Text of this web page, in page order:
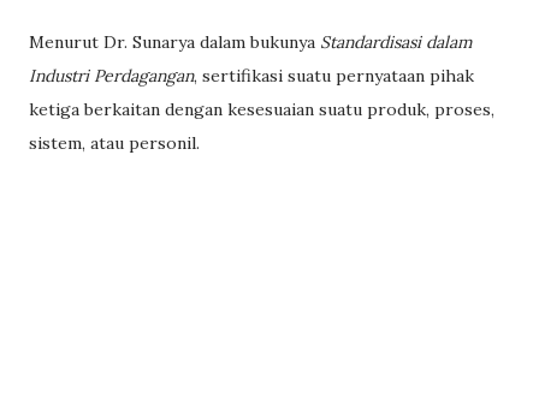
Menurut Dr. Sunarya dalam bukunya Standardisasi dalam
Industri Perdagangan, sertifikasi suatu pernyataan pihak
ketiga berkaitan dengan kesesuaian suatu produk, proses,
sistem, atau personil.